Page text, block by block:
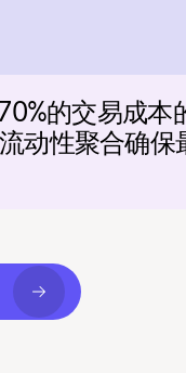
的交易成本
动性聚合确保